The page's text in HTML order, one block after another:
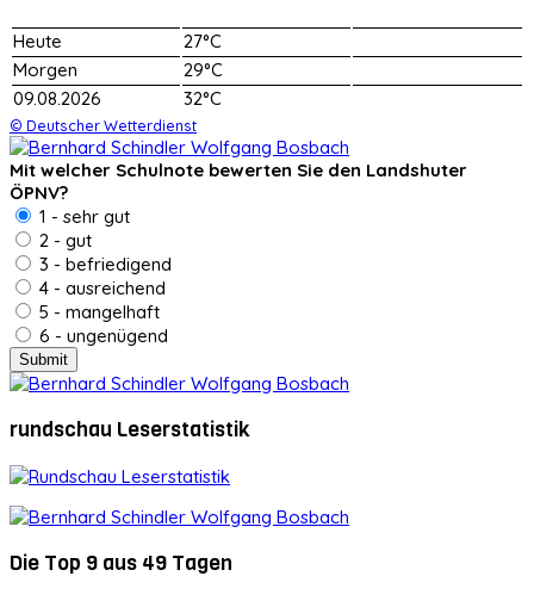
Heute
27°C
Morgen
29°C
09.08.2026
32°C
© Deutscher Wetterdienst
Mit welcher Schulnote bewerten Sie den Landshuter
ÖPNV?
1 - sehr gut
2 - gut
3 - befriedigend
4 - ausreichend
5 - mangelhaft
6 - ungenügend
rundschau Leserstatistik
Die Top 9 aus 49 Tagen